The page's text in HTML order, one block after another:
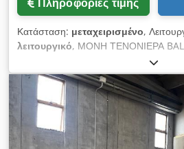
Κατάσταση: μεταχειρισμένο,
λειτουργικό, ΜΟΝΗ ΤΕΝΟΝΙΕΡΑ
PICO - Μέγιστη διάσταση ταπών:
τραπεζιού: 20° - Κλίση οδηγών
παραγωγικότητα: 600/700 ταπών -
φρεζών: 9.000 σ.α.λ. Crjdjx Rdnaspfx
φρέζας: 4 HP - Τάση: 380 V / 50 Hz